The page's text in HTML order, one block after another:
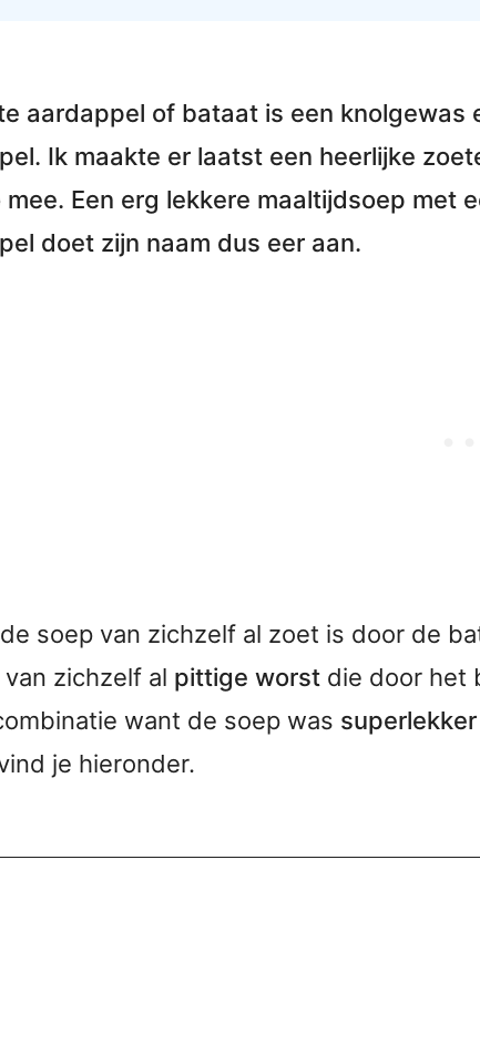
aardappel of bataat is een knolgewas
Ik maakte er laatst een heerlijke
mee. Een erg lekkere maaltijdsoep met
doet zijn naam dus eer aan.
soep van zichzelf al zoet is door de
van zichzelf al pittige worst die door het
want de soep was
je hieronder.